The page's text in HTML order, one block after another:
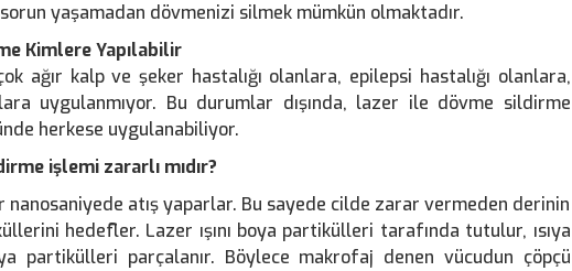
yaşamadan dövmenizi silmek mümkün olmaktadır.
Kimlere Yapılabilir
ağır kalp ve şeker hastalığı olanlara, epilepsi hastalığı olanlara,
uygulanmıyor. Bu durumlar dışında, lazer ile dövme sildirme
herkese uygulanabiliyor.
işlemi zararlı mıdır?
atış yaparlar. Bu sayede cilde zarar vermeden derinin
hedefler. Lazer ışını boya partikülleri tarafında tutulur, ısıya
partikülleri parçalanır. Böylece makrofaj denen vücudun çöpçü